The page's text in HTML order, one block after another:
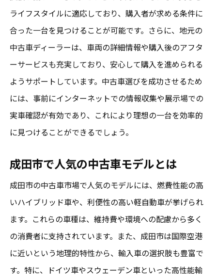
スの内容
中古車選びに役立つディーラーのアドバイ
ス
地元ディーラーとの信頼関係の築き方
展示場を効率的に巡るための計画
試乗の際に確認すべきポイント
購入前に必ず確認すべき書類と保証
予算に合った車を見つけるためのアプロー
チ
成田市小野の中古車購入で得するための秘
訣
ライフスタイルに適応しており、購入者が求める条件に
合った一台を見つけることが可能です。さらに、地元の
中古車ディーラーは、車両の詳細情報や購入後のアフタ
ーサービスも充実しており、安心して購入を進められる
ようサポートしています。中古車選びを成功させるため
には、事前にインターネットでの情報収集や展示場での
実車確認が有効であり、これにより理想の一台を効率的
に見つけることができるでしょう。
成田市で人気の中古車モデルとは
成田市の中古車市場で人気のモデルには、燃費性能の高
いハイブリッド車や、利便性の高い軽自動車が挙げられ
ます。これらの車種は、維持費や環境への配慮から多く
の消費者に支持されています。また、成田市は国際空港
に近いという地理的特性から、輸入車の選択肢も豊富で
す。特に、ドイツ車やスウェーデン車といった高性能輸